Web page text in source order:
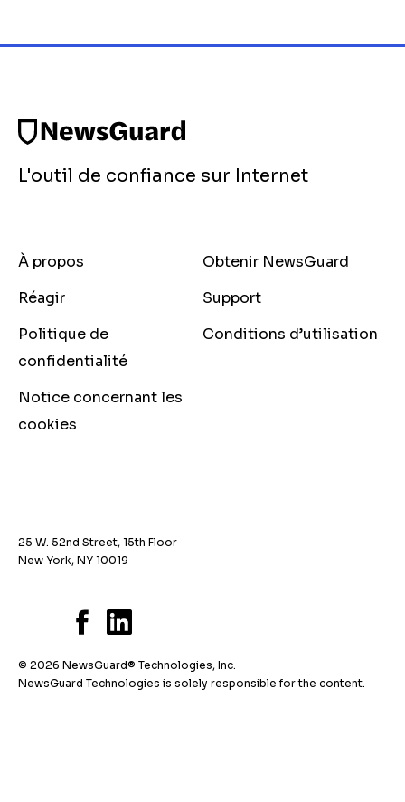
L'outil de confiance sur Internet
À propos
Obtenir NewsGuard
Réagir
Support
Politique de
confidentialité
Conditions d’utilisation
Notice concernant les
cookies
25 W. 52nd Street, 15th Floor
New York, NY 10019
© 2026 NewsGuard® Technologies, Inc.
NewsGuard Technologies is solely responsible for the content.